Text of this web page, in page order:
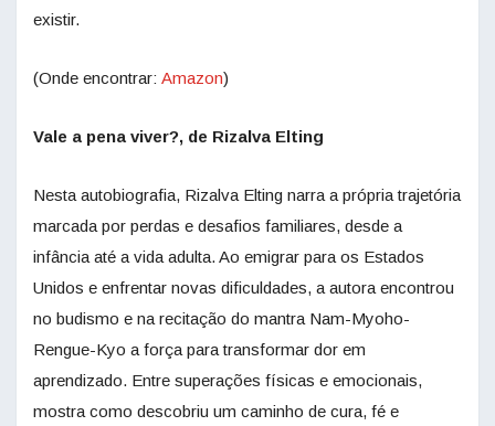
existir.
(Onde encontrar: Amazon)
Vale a pena viver?, de Rizalva Elting
Nesta autobiografia, Rizalva Elting narra a própria trajetória
marcada por perdas e desafios familiares, desde a
infância até a vida adulta. Ao emigrar para os Estados
Unidos e enfrentar novas dificuldades, a autora encontrou
no budismo e na recitação do mantra Nam-Myoho-
Rengue-Kyo a força para transformar dor em
aprendizado. Entre superações físicas e emocionais,
mostra como descobriu um caminho de cura, fé e